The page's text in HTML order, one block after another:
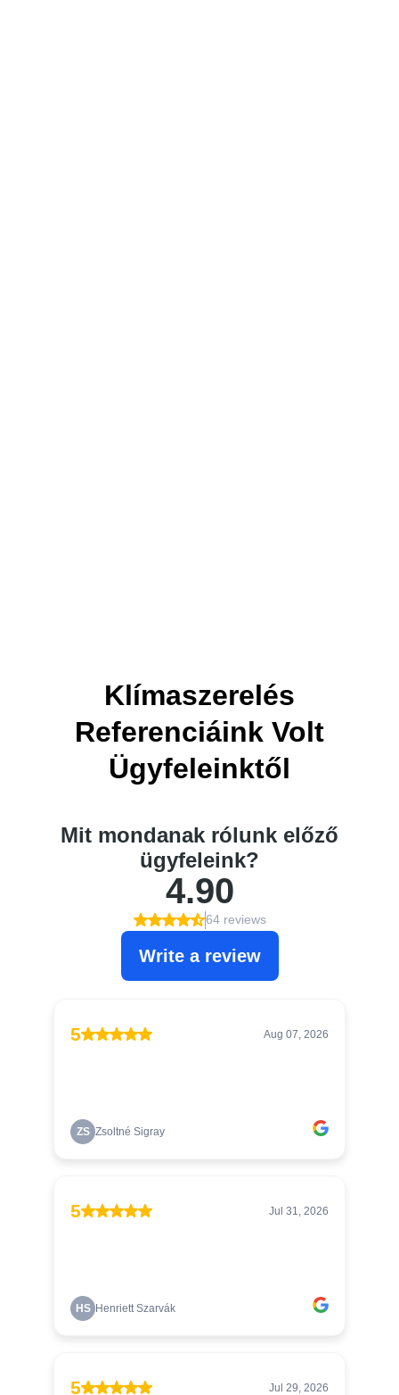
Klímaszerelés
Referenciáink Volt
Ügyfeleinktől